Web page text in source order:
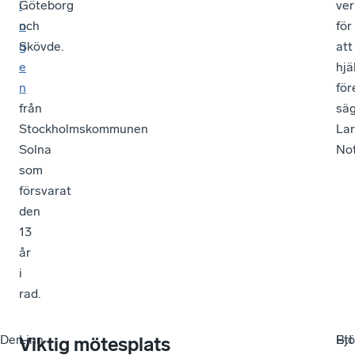
i
n
g
e
n
från
Stockholmskommunen
Solna
som
försvarat
den
13
år
i
rad.
Göteborg
och
Skövde.
för
att
Den–
Linn
–
Viktig mötesplats
Ett
–
–